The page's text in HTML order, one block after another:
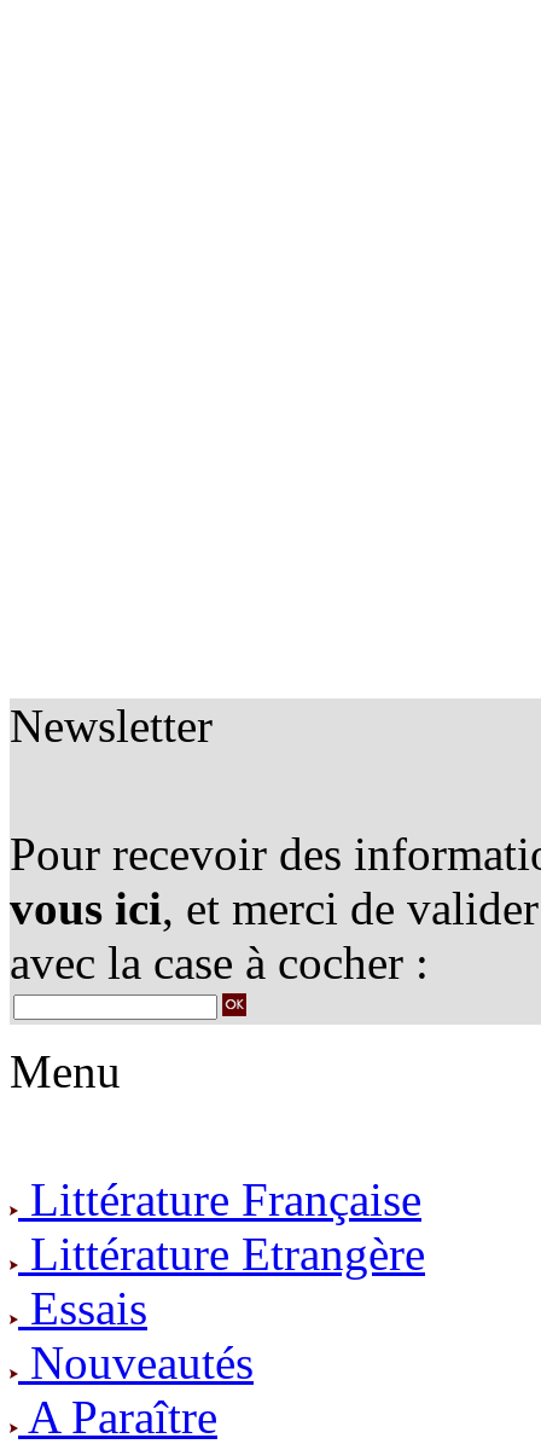
Newsletter
Pour recevoir des
vous ici, et merci de
avec la case à cocher :
Menu
Littérature Française
Littérature Etrangère
Essais
Nouveautés
A Paraître